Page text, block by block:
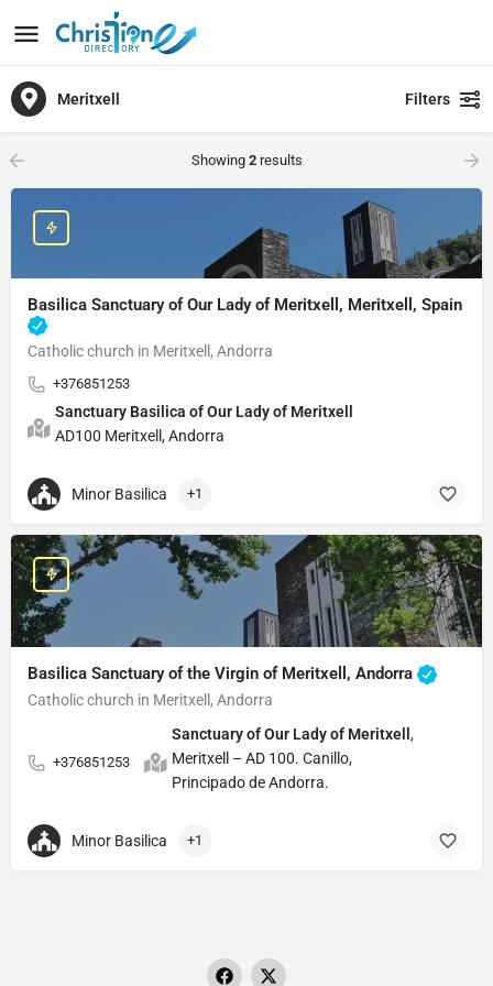
Meritxell Filters
Showing 2results
Basilica Sanctuary of Our Lady of Meritxell, Meritxell, Spain
Catholic church in Meritxell, Andorra
+376851253
Sanctuary Basilica of Our Lady of Meritxell
AD100 Meritxell, Andorra
Minor Basilica +1
Basilica Sanctuary of the Virgin of Meritxell, Andorra
Catholic church in Meritxell, Andorra
+376851253
Sanctuary of Our Lady of Meritxell ,
Meritxell – AD 100. Canillo,
Principado de Andorra.
Minor Basilica +1